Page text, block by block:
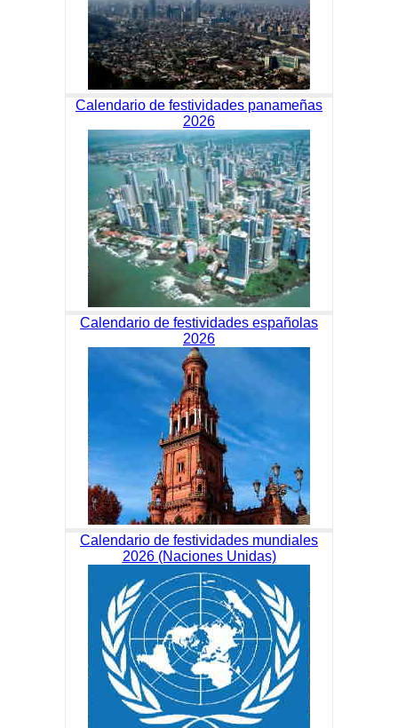
Calendario de festividades panameñas
2026
Calendario de festividades españolas
2026
Calendario de festividades mundiales
2026 (Naciones Unidas)